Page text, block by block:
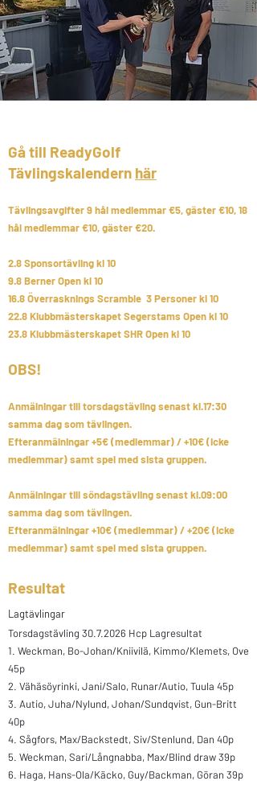
Gå till ReadyGolf
Tävlingskalendern här
Tävlingsavgifter 9 hål medlemmar €5, gäster €10, 18
hål medlemmar €10, gäster €20.
2.8 Sponsortävling kl 10
9.8 Berner Open kl 10
16.8 Överrasknings Scramble 3 Personer kl 10
​22.8 Klubbmästerskapet Segerstams Open kl 10
23.8 Klubbmästerskapet SHR Open kl 10
OBS!
Anmälningar till torsdagstävling senast kl.17:30
samma dag som tävlingen.
Efteranmälningar +5€ (medlemmar) / +10€ (icke
medlemmar) samt spel med sista gruppen.
Anmälningar till söndagstävling senast kl.09:00
samma dag som tävlingen.
Efteranmälningar +10€ (medlemmar) / +20€ (icke
medlemmar) samt spel med sista gruppen.
Resultat
Lagtävlingar
Torsdagstävling 30.7.2026 Hcp Lagresultat​
1. Weckman, Bo-Johan/Kniivilä, Kimmo/Klemets, Ove
45p
2. Vähäsöyrinki, Jani/Salo, Runar/Autio, Tuula 45p
3. Autio, Juha/Nylund, Johan/Sundqvist, Gun-Britt
40p
4. Sågfors, Max/Backstedt, Siv/Stenlund, Dan 40p
5. Weckman, Sari/Långnabba, Max/Blind draw 39p
6. Haga, Hans-Ola/Käcko, Guy/Backman, Göran 39p